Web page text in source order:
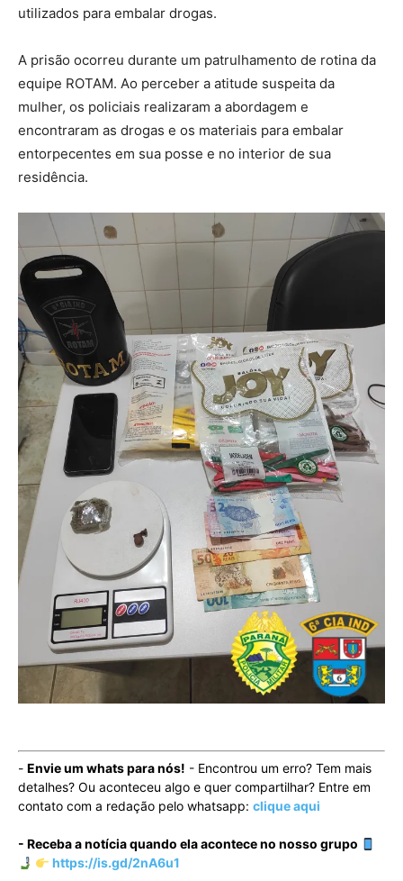
utilizados para embalar drogas.
A prisão ocorreu durante um patrulhamento de rotina da
equipe ROTAM. Ao perceber a atitude suspeita da
mulher, os policiais realizaram a abordagem e
encontraram as drogas e os materiais para embalar
entorpecentes em sua posse e no interior de sua
residência.
- Envie um whats para nós! - Encontrou um erro? Tem mais
detalhes? Ou aconteceu algo e quer compartilhar? Entre em
contato com a redação pelo whatsapp: clique aqui
- Receba a notícia quando ela acontece no nosso grupo
https://is.gd/2nA6u1